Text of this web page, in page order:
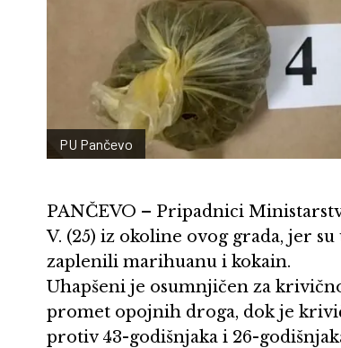
PU Pančevo
PANČEVO – Pripadnici
V. (25) iz okoline ovog grada, jer
zaplenili marihuanu i kokain.
Uhapšeni je osumnjičen za
promet opojnih droga, dok je
protiv 43-godišnjaka i 26-